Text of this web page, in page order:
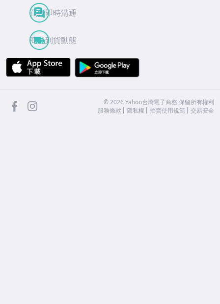
買賣即時溝通
商品到貨動態
APP Store
facebook ©2026 Yahoo台灣電子商務 保留所有權利
服務條款
隱私權 拍賣使用規範 交易安全